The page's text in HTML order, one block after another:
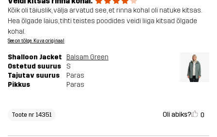
Kõik oli täiuslik, välja arvatud see, et rinna kohal oli natuke kitsas.
Hea õlgade laius, tihti teistes poodides veidi liiga kitsad õlgade
kohal.
See on tõlge. Kuva originaal
Shalloon Jacket
Balsam Green
Ostetud suurus
S
Tajutav suurus
Paras
Pikkus
Paras
Toote nr 14351 Oli abiks? 0